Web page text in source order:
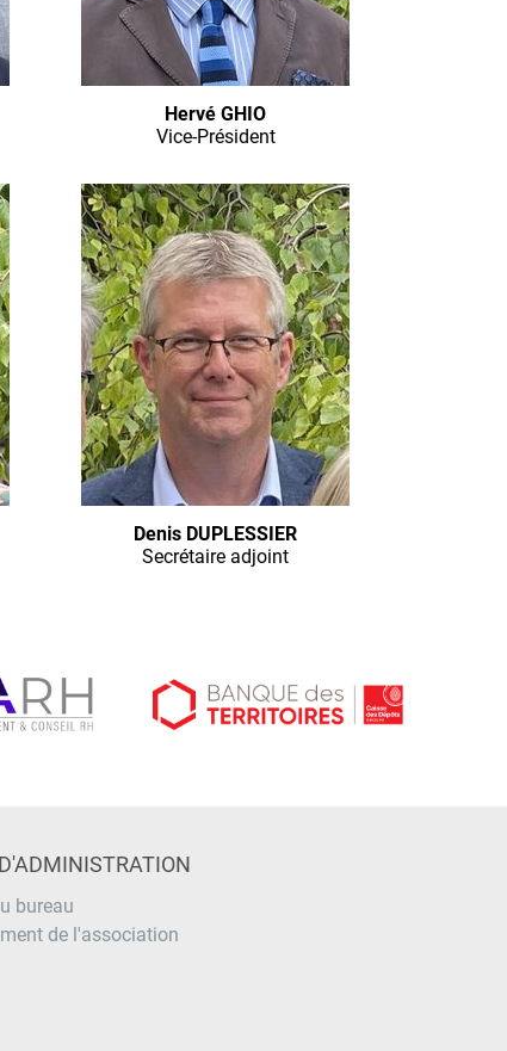
Hervé GHIO
Vice-Président
Denis DUPLESSIER
Secrétaire adjoint
bureau
de l'association